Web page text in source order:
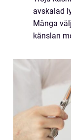
avskalad
Många
känslan
materialet
hållbarh...